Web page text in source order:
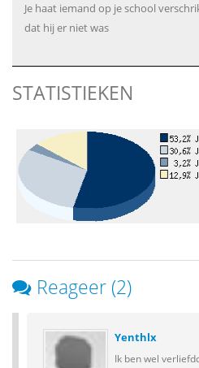
Je haat iemand op je school
dat hij er niet was
STATISTIEKEN
Reageer (2)
Yenthlx
Ik ben wel